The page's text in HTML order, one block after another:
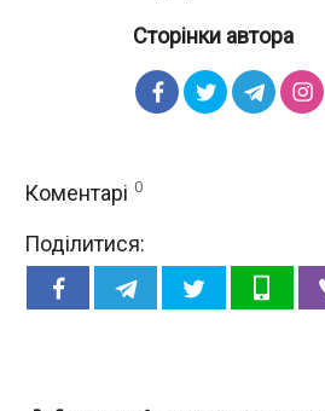
Сторінки автора
Коментарі 0
Поділитися: